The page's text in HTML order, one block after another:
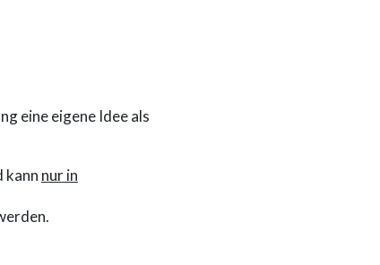
eine eigene Idee als
kann nur in